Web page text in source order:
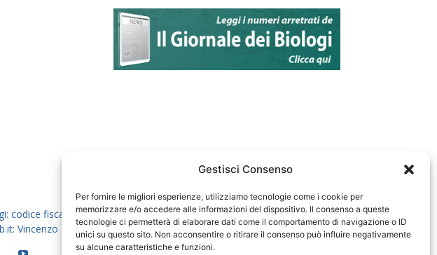
Gestisci Consenso
Per fornire le migliori esperienze, utilizziamo tecnologie come i cookie per
memorizzare e/o accedere alle informazioni del dispositivo. Il consenso a queste
tecnologie ci permetterà di elaborare dati come il comportamento di navigazione o ID
unici su questo sito. Non acconsentire o ritirare il consenso può influire negativamente
su alcune caratteristiche e funzioni.
codice fiscale 80069130583
Vincenzo D'Anna